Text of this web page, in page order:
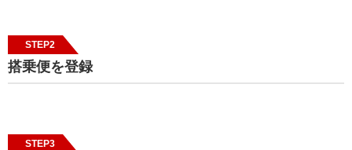
STEP2
搭乗便を登録
STEP3